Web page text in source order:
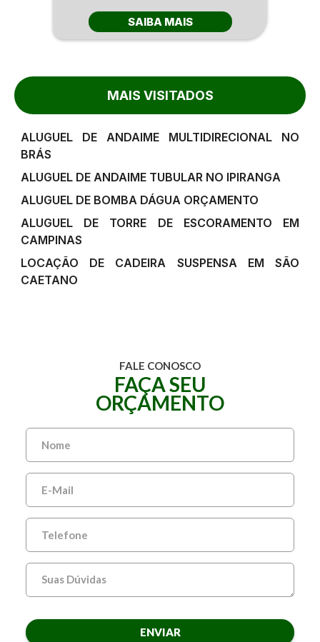
SAIBA MAIS
MAIS VISITADOS
ALUGUEL DE ANDAIME MULTIDIRECIONAL NO
BRÁS
ALUGUEL DE ANDAIME TUBULAR NO IPIRANGA
ALUGUEL DE BOMBA DÁGUA ORÇAMENTO
ALUGUEL DE TORRE DE ESCORAMENTO EM
CAMPINAS
LOCAÇÃO DE CADEIRA SUSPENSA EM SÃO
CAETANO
FALE CONOSCO
FAÇA SEU
ORÇAMENTO
ENVIAR